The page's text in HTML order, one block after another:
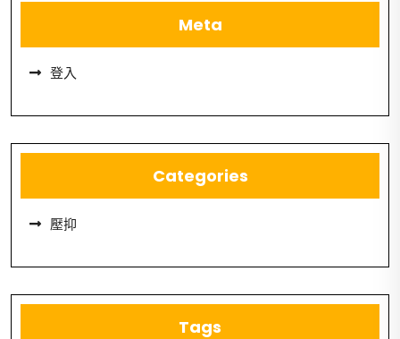
Meta
登入
Categories
壓抑
Tags